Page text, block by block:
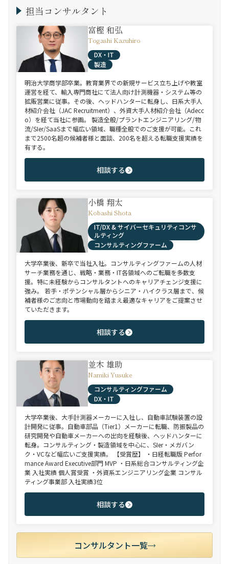
担当コンサルタント
富樫 和弘
Togashi Kazuhiro
DX・IT
製造
明治大学商学部卒業。教育業界での新規サービス立ち上げや教室
運営を経て、輸入専門商社にて法人向け計測機器・システム等の
拡販営業に従事。その後、ヘッドハンターに転身し、日系大手人
材紹介会社（JAC Recruitment）、外資大手人材紹介会社（Adecc
o）を経て当社に参画。 製造全般/プラントエンジニアリング/物
流/SIer/SaaSまで幅広い領域、職種全般でのご支援が可能。これ
まで2500名超の候補者様と面談、200名を超える転職支援実績を
有する。
相談する
小橋 翔太
Kobashi Shota
IT/DX & サイバーセキュリティコンサ
ルティング
コンサルティングファーム
大学卒業後、新卒で当社入社。コンサルティングファームの人材
サーチ業務を通じ、戦略・業務・IT各領域へのご転職を多数支
援。特に未経験からコンサルタントへのキャリアチェンジ支援に
強み。 若手・ポテンシャル層からシニア・ハイクラス層まで、候
補者様のご志向と市場動向を踏まえ最適なキャリアをご提案させ
ていただきます。
相談する
並木 雄助
Namiki Yusuke
コンサルティングファーム
DX・IT
大学卒業後、大手計測器メーカーに入社し、自動車試験装置の設
計開発に従事。自動車部品（Tier1）メーカーに転職、防振製品の
研究開発や自動車メーカーへの出向を経験後、ヘッドハンターに
転身。コンサルティング・製造領域を中心に、SIer・メガバン
ク・VCなど幅広いご支援実績。 【受賞歴】 ・日経転職版 Perfor
mance Award Executive部門 MVP ・日系総合コンサルティング企
業 入社実績 個人賞受賞 ・外資系エンジニアリング企業 コンサル
ティング事業部 入社実績3位
相談する
コンサルタント一覧